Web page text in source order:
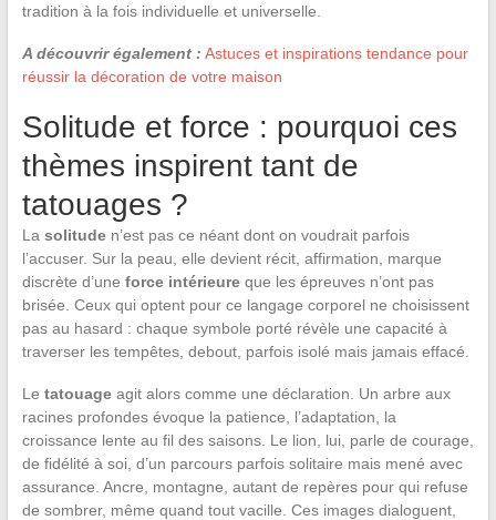
tradition à la fois individuelle et universelle.
A découvrir également : Astuces et inspirations tendance pour
réussir la décoration de votre maison
Solitude et force : pourquoi ces
thèmes inspirent tant de
tatouages ?
La solituden’est pas ce néant dont on voudrait parfois
l’accuser. Sur la peau, elle devient récit, affirmation, marque
discrète d’une force intérieureque les épreuves n’ont pas
brisée. Ceux qui optent pour ce langage corporel ne choisissent
pas au hasard : chaque symbole porté révèle une capacité à
traverser les tempêtes, debout, parfois isolé mais jamais effacé.
Le tatouageagit alors comme une déclaration. Un arbre aux
racines profondes évoque la patience, l’adaptation, la
croissance lente au fil des saisons. Le lion, lui, parle de courage,
de fidélité à soi, d’un parcours parfois solitaire mais mené avec
assurance. Ancre, montagne, autant de repères pour qui refuse
de sombrer, même quand tout vacille. Ces images dialoguent,